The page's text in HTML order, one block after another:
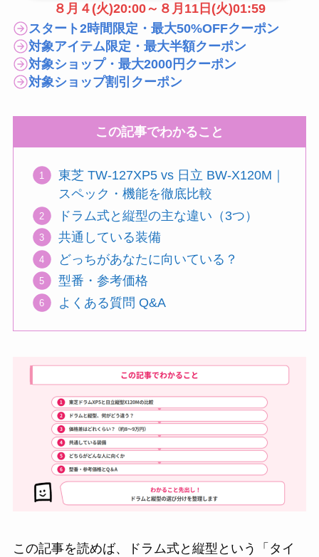
８月４(火)20:00～８月11日(火)01:59
スタート2時間限定・最大50%OFFクーポン
対象アイテム限定・最大半額クーポン
対象ショップ・最大2000円クーポン
対象ショップ割引クーポン
この記事でわかること
東芝 TW-127XP5 vs 日立 BW-X120M｜
スペック・機能を徹底比較
ドラム式と縦型の主な違い（3つ）
共通している装備
どっちがあなたに向いている？
型番・参考価格
よくある質問 Q&A
この記事を読めば、ドラム式と縦型という「タイ